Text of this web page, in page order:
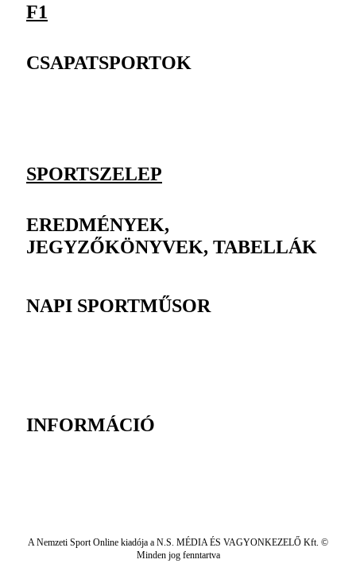
F1
CSAPATSPORTOK
SPORTSZELEP
EREDMÉNYEK,
JEGYZŐKÖNYVEK, TABELLÁK
NAPI SPORTMŰSOR
INFORMÁCIÓ
A Nemzeti Sport Online kiadója a N.S. MÉDIA ÉS VAGYONKEZELŐ Kft. ©
Minden jog fenntartva